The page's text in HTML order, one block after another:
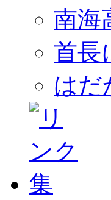
南海
首長
はだ